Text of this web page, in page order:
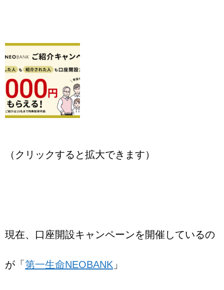
（クリックすると拡大できます）
現在、口座開設キャンペーンを開催しているの
が「 第一生命NEOBANK 」